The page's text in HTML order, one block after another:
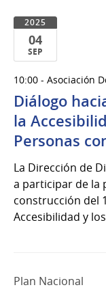
2025
04
SEP
de
Sep
del
2025
10:00 - Asociación
Diálogo
la
Personas
La Dirección de
a participar de la
construcción del
Accesibilidad y
Plan Nacional